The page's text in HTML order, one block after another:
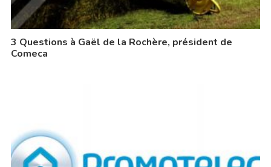
3 Questions à Gaël de la Rochère, président de
Comeca